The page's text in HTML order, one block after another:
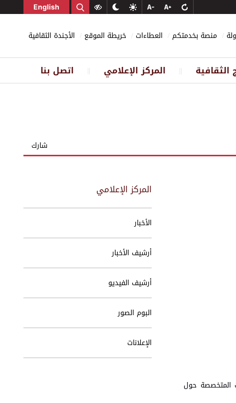
English
منصة بخدمتكم العطاءات خريطة الموقع الأجندة الثقافية
الثقافية || المركز الإعلامي || اتصل بنا
شارك
المتخصصة حول
المركز الإعلامي
الأخبار
أرشيف الأخبار
أرشيف الفيديو
البوم الصور
الإعلانات